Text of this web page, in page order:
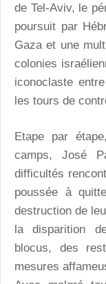
de Tel-Aviv, le
poursuit par
Gaza et une
colonies
iconoclaste
les tours de
Etape par
camps, José
difficultés
poussée à
destruction de
la disparition
blocus, des
mesures